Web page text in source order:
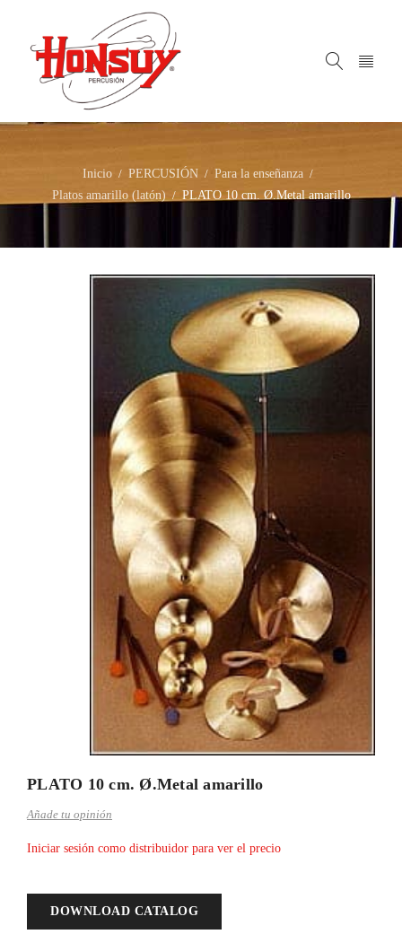
Inicio / PERCUSIÓN / Para la enseñanza /
Platos amarillo (latón) / PLATO 10 cm. Ø.Metal amarillo
PLATO 10 cm. Ø.Metal amarillo
Añade tu opinión
Iniciar sesión como distribuidor para ver el precio
DOWNLOAD CATALOG